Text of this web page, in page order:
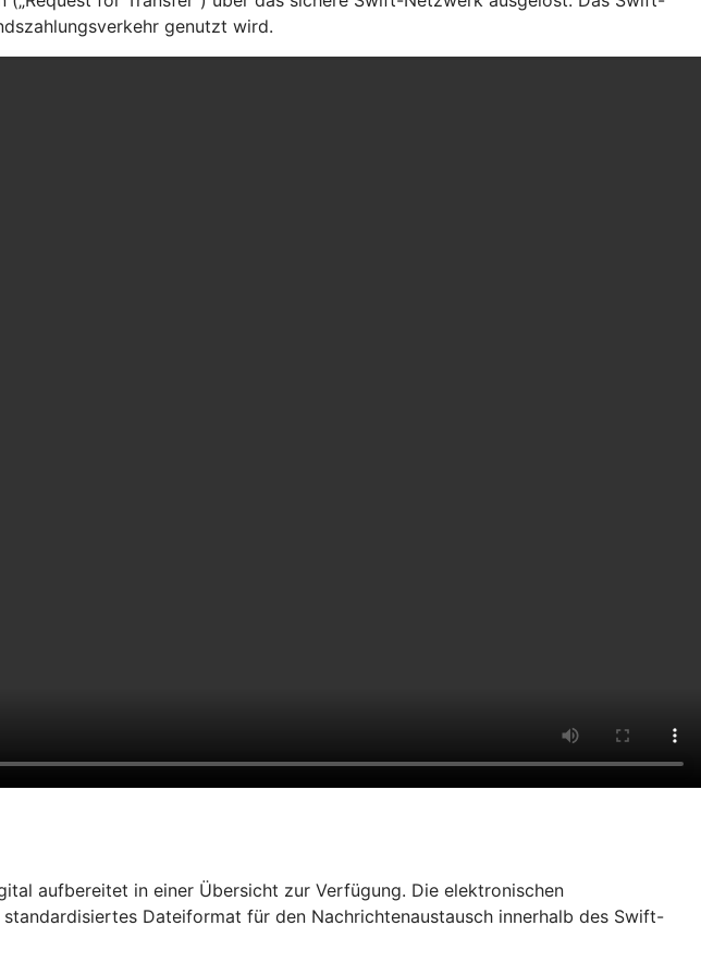
genutzt wird.
aufbereitet in einer Übersicht zur Verfügung. Die elektronischen
Dateiformat für den Nachrichtenaustausch innerhalb des Swift-